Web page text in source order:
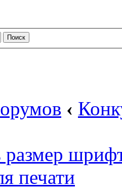
‹
размер
печати